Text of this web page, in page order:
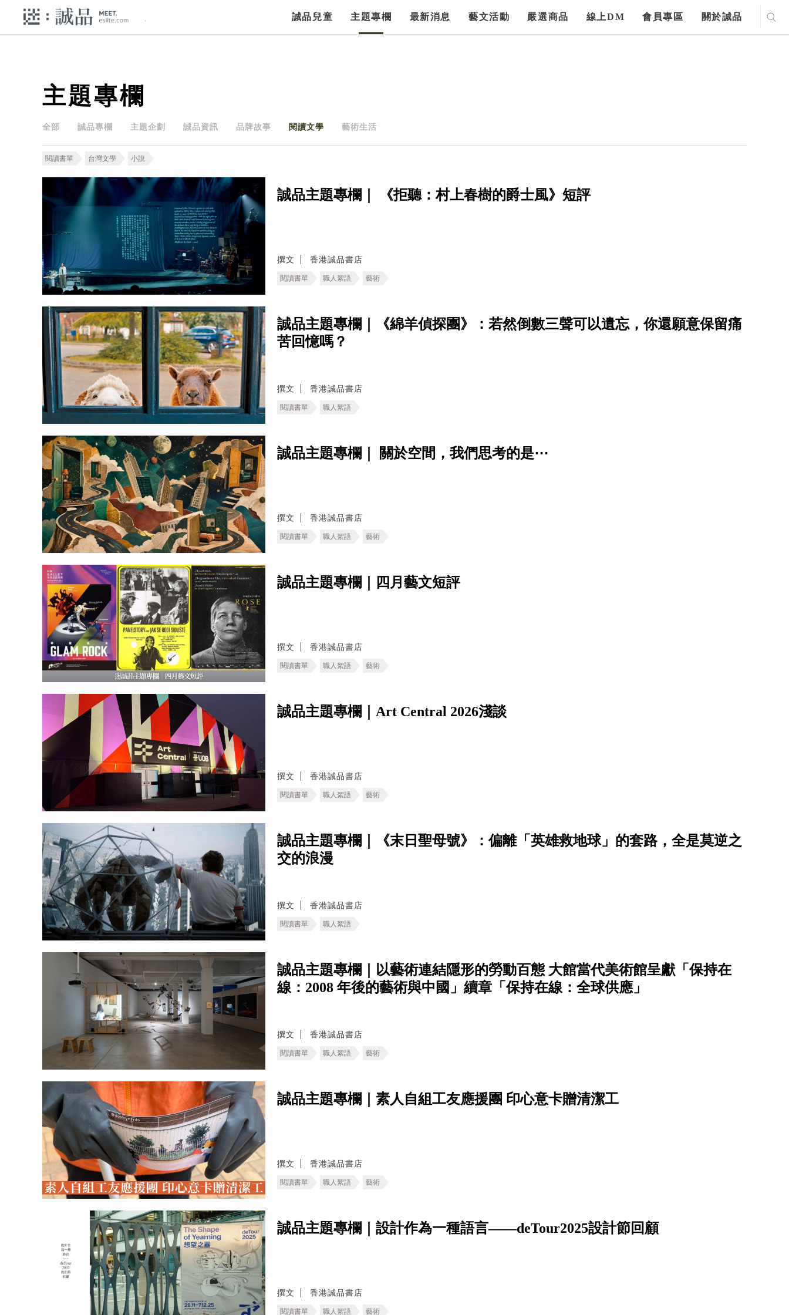
誠品兒童 主題專欄 最新消息 藝文活動 嚴選商品 線上DM 會員專區 關於誠品
主題專欄
全部 誠品專欄 主題企劃 誠品資訊 品牌故事 閱讀文學 藝術生活
閱讀書單 台灣文學 小說
誠品主題專欄｜ 《拒聽：村上春樹的爵士風》短評
撰文 香港誠品書店
閱讀書單 職人絮語 藝術
誠品主題專欄｜《綿羊偵探團》：若然倒數三聲可以遺忘，你還願意保留痛
苦回憶嗎？
撰文 香港誠品書店
閱讀書單 職人絮語
誠品主題專欄｜ ​關於空間，我們思考的是⋯
撰文 香港誠品書店
閱讀書單 職人絮語 藝術
誠品主題專欄｜四月藝文短評
撰文 香港誠品書店
閱讀書單 職人絮語 藝術
誠品主題專欄｜Art Central 2026淺談
撰文 香港誠品書店
閱讀書單 職人絮語 藝術
誠品主題專欄｜《末日聖母號》：偏離「英雄救地球」的套路，全是莫逆之
交的浪漫
撰文 香港誠品書店
閱讀書單 職人絮語
誠品主題專欄｜以藝術連結隱形的勞動百態 ⼤館當代美術館呈獻「保持在
線：2008 年後的藝術與中國」續章「保持在線：全球供應」
撰文 香港誠品書店
閱讀書單 職人絮語 藝術
誠品主題專欄｜素人自組工友應援團 印心意卡贈清潔工
撰文 香港誠品書店
閱讀書單 職人絮語 藝術
誠品主題專欄｜設計作為一種語言——deTour2025設計節回顧
撰文 香港誠品書店
閱讀書單 職人絮語 藝術